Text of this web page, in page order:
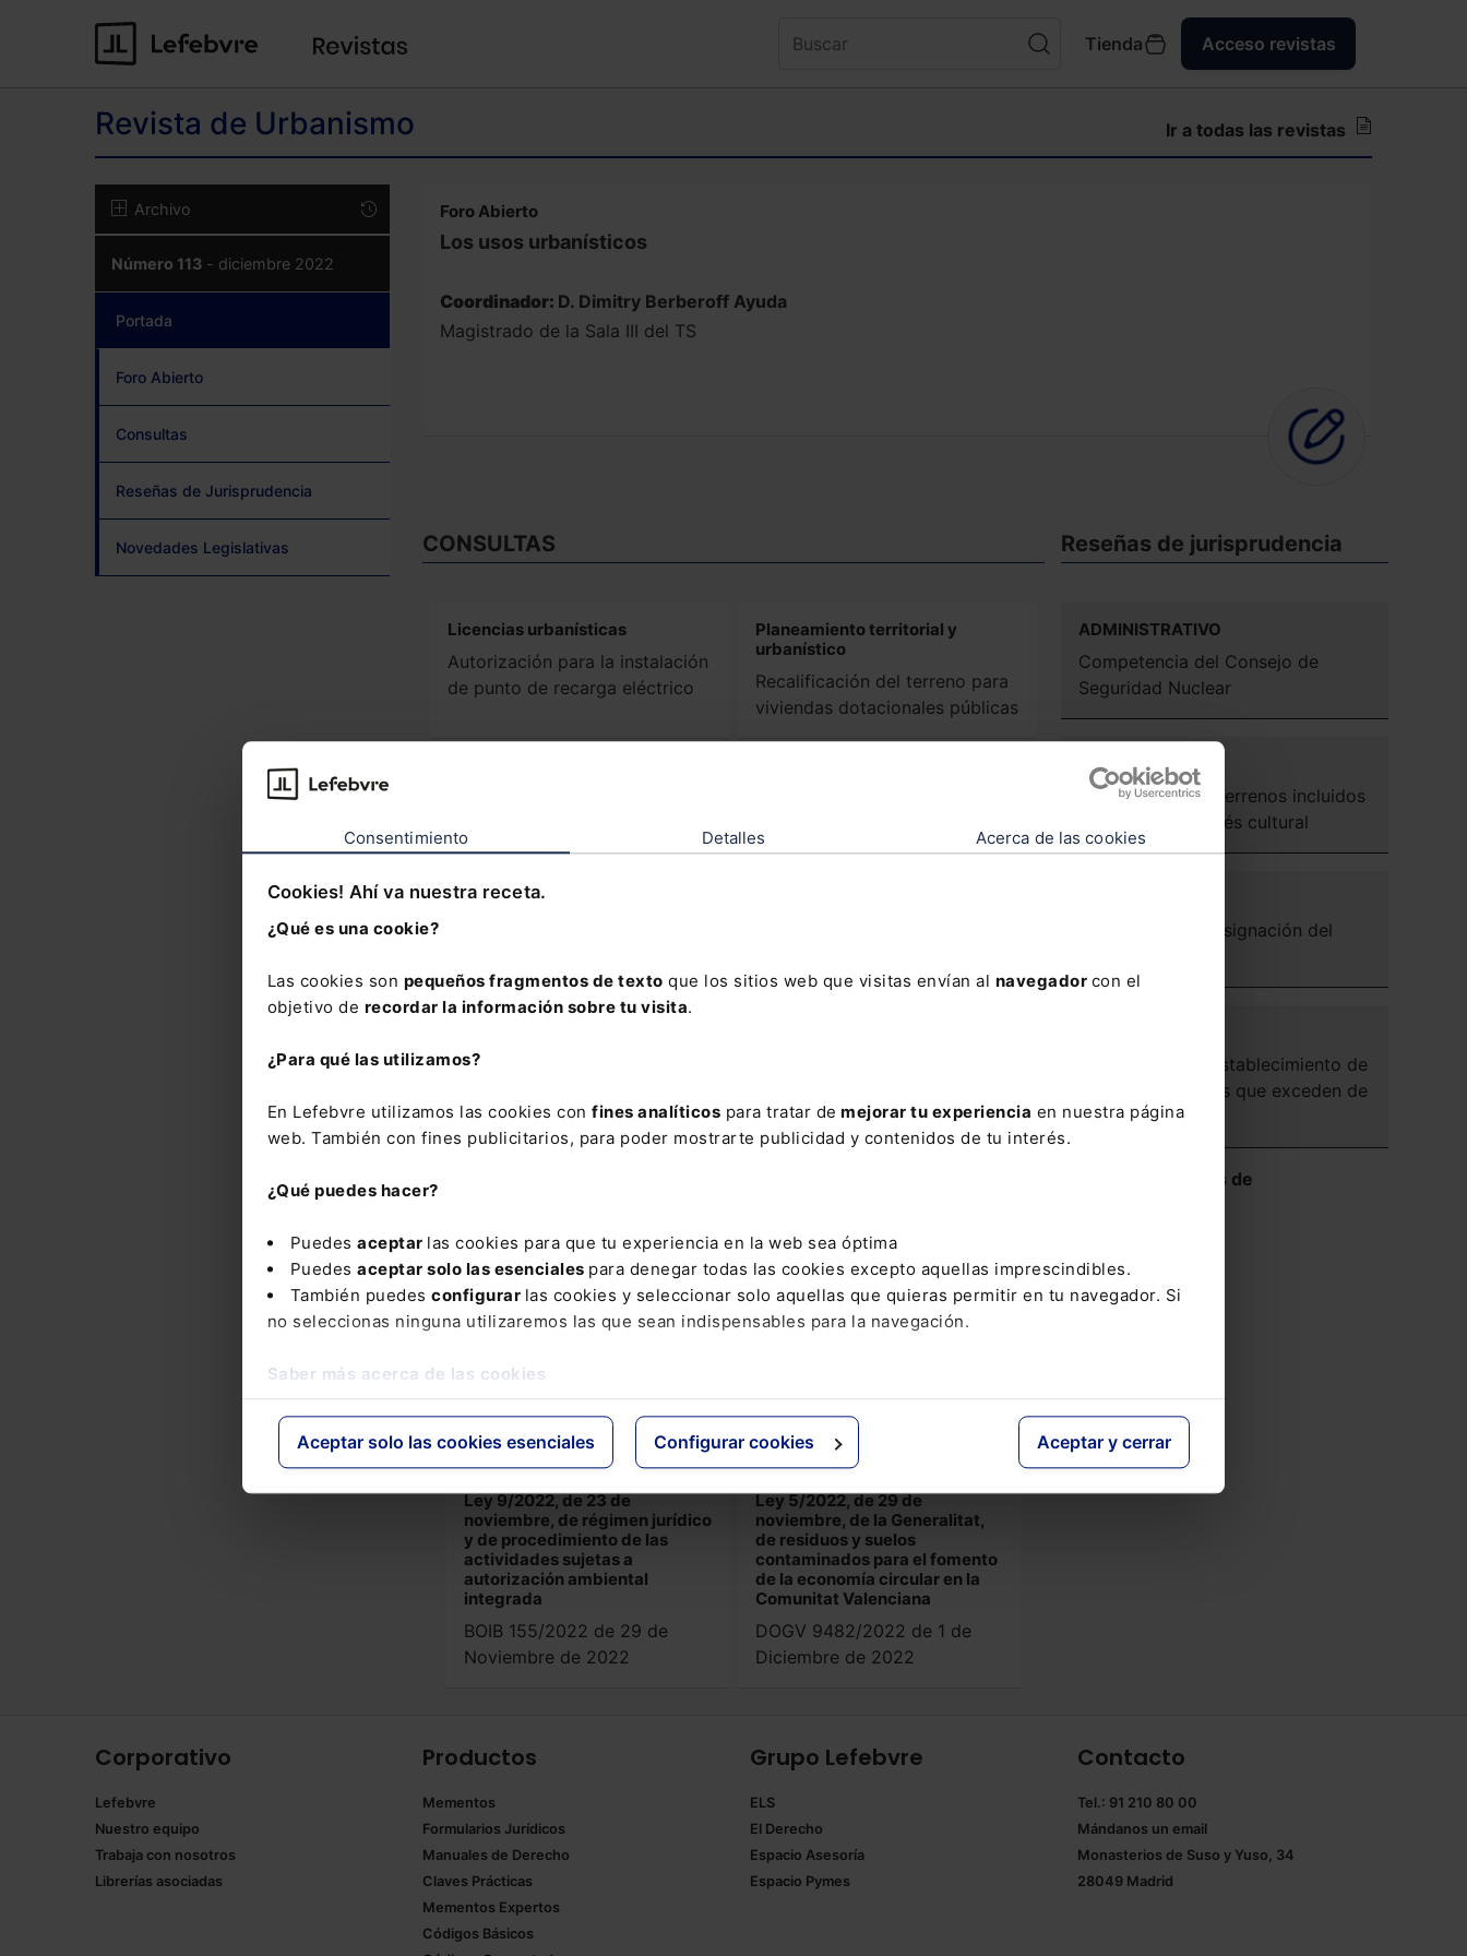
Consentimiento Detalles Acerca de las cookies
Cookies! Ahí va nuestra receta.
¿Qué es una cookie?
Las cookies son pequeños fragmentos de texto que los sitios web que visitas envían al navegador con el
objetivo de recordar la información sobre tu visita.
¿Para qué las utilizamos?
En Lefebvre utilizamos las cookies con fines analíticos para tratar de mejorar tu experiencia en nuestra página
web. También con fines publicitarios, para poder mostrarte publicidad y contenidos de tu interés.
¿Qué puedes hacer?
Puedes aceptar las cookies para que tu experiencia en la web sea óptima
Puedes aceptar solo las esenciales para denegar todas las cookies excepto aquellas imprescindibles.
También puedes configurar las cookies y seleccionar solo aquellas que quieras permitir en tu navegador. Si
no seleccionas ninguna utilizaremos las que sean indispensables para la navegación.
Saber más acerca de las cookies
Aceptar solo las cookies esenciales Configurar cookies Aceptar y cerrar
Tienda Acceso revistas
Revista de Urbanismo Ir a todas las revistas
Archivo
Número 113 - diciembre 2022
Portada
Foro Abierto
Consultas
Reseñas de Jurisprudencia
Novedades Legislativas
Foro Abierto
Los usos urbanísticos
Coordinador: D. Dimitry Berberoff Ayuda
Magistrado de la Sala III del TS
CONSULTAS
Licencias urbanísticas
Autorización para la instalación
de punto de recarga eléctrico
Planeamiento territorial y
urbanístico
Recalificación del terreno para
viviendas dotacionales públicas
Obras ilegales: procedimiento
administrativo y penal
cambio de actividad en local
Caducidad de licencia de
demolición
Justiprecio inferior al fijado en
la hoja de aprecio
Novedades Legislativas
Normativa autonómica -
modifica la Ley 7/2021, de 1 de
diciembre, de impulso para la
sostenibilidad del territorio de
Andalucía
BOJA 232/2022 de 2 de
Normativa autonómica -
aprueba el Reglamento
General de la Ley 7/2021, de 1
de diciembre, de impulso para
la sostenibilidad del territorio
de Andalucía
Normativa autonómica -
Baleares
Ley 9/2022, de 23 de
noviembre, de régimen jurídico
y de procedimiento de las
actividades sujetas a
autorización ambiental
integrada
BOIB 155/2022 de 29 de
Noviembre de 2022
Normativa autonómica -
C.Valenciana
Ley 5/2022, de 29 de
noviembre, de la Generalitat,
de residuos y suelos
contaminados para el fomento
de la economía circular en la
Comunitat Valenciana
DOGV 9482/2022 de 1 de
Diciembre de 2022
Reseñas de jurisprudencia
ADMINISTRATIVO
Competencia del Consejo de
Seguridad Nuclear
ADMINISTRATIVO
Expropiación en terrenos incluidos
en paraje de interés cultural
Efectos de la consignación del
Caducidad del restablecimiento de
la legalidad: obras que exceden de
la conservación
Ver más Reseñas de
Corporativo
Lefebvre
Nuestro equipo
Trabaja con nosotros
Librerías asociadas
Productos
Mementos
Formularios Jurídicos
Manuales de Derecho
Claves Prácticas
Mementos Expertos
Códigos Básicos
Grupo Lefebvre
ELS
El Derecho
Espacio Asesoría
Espacio Pymes
Contacto
Tel.: 91 210 80 00
Mándanos un email
Monasterios de Suso y Yuso, 34
28049 Madrid